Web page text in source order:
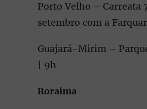
Porto Velho – Carreata
setembro com a
Guajará-Mirim –
| 9h
Roraima